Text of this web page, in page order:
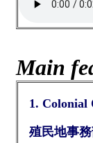
Main
1. Colonial
殖民地事